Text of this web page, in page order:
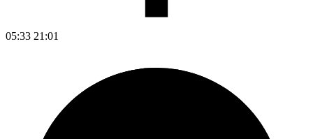
05:33 21:01